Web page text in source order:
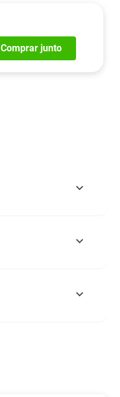
Comprar junto